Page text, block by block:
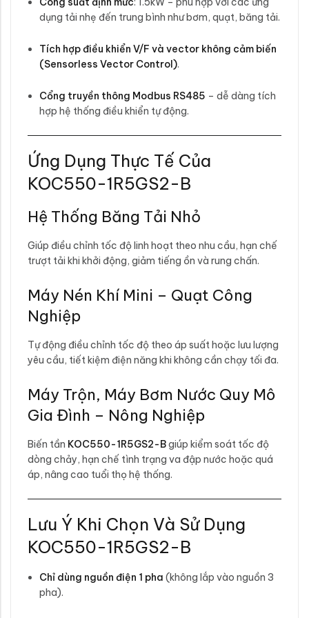
dụng tải nhẹ đến trung bình như bơm, quạt, băng tải.
Tích hợp điều khiển V/F và vector không cảm biến
(Sensorless Vector Control).
Cổng truyền thông Modbus RS485 – dễ dàng tích
hợp hệ thống điều khiển tự động.
Ứng Dụng Thực Tế Của
KOC550-1R5GS2-B
Hệ Thống Băng Tải Nhỏ
Giúp điều chỉnh tốc độ linh hoạt theo nhu cầu, hạn chế
trượt tải khi khởi động, giảm tiếng ồn và rung chấn.
Máy Nén Khí Mini – Quạt Công
Nghiệp
Tự động điều chỉnh tốc độ theo áp suất hoặc lưu lượng
yêu cầu, tiết kiệm điện năng khi không cần chạy tối đa.
Máy Trộn, Máy Bơm Nước Quy Mô
Gia Đình – Nông Nghiệp
Biến tần KOC550-1R5GS2-Bgiúp kiểm soát tốc độ
dòng chảy, hạn chế tình trạng va đập nước hoặc quá
áp, nâng cao tuổi thọ hệ thống.
Lưu Ý Khi Chọn Và Sử Dụng
KOC550-1R5GS2-B
Chỉ dùng nguồn điện 1 pha (không lắp vào nguồn 3
pha).